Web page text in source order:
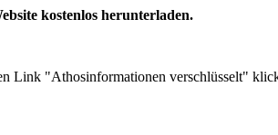
kostenlos herunterladen.
Link "Athosinformationen verschlüsselt"